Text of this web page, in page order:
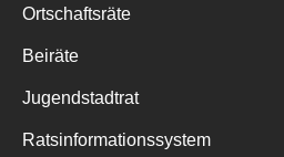
Ortschaftsräte
Beiräte
Jugendstadtrat
Ratsinformationssystem